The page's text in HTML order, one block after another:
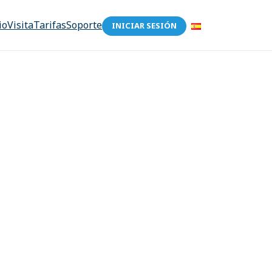
VisitaTarifasSoporte INICIAR SESIÓN